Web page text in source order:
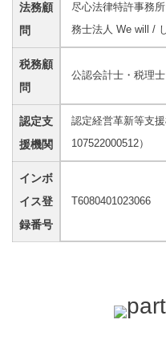
法務顧
問
尽心法律特許事務
務士法人 We will /
税務顧
問
公認会計士・税理
認定支
援機関
認定経営革新等支
107522000512）
インボ
イス登
録番号
T6080401023066